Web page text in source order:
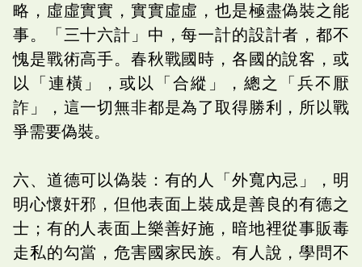
略，虛虛實實，實實虛虛，也是極盡偽裝之能
事。「三十六計」中，每一計的設計者，都不
愧是戰術高手。春秋戰國時，各國的說客，或
以「連橫」，或以「合縱」，總之「兵不厭
詐」，這一切無非都是為了取得勝利，所以戰
爭需要偽裝。
六、道德可以偽裝：有的人「外寬內忌」，明
明心懷奸邪，但他表面上裝成是善良的有德之
士；有的人表面上樂善好施，暗地裡從事販毒
走私的勾當，危害國家民族。有人說，學問不